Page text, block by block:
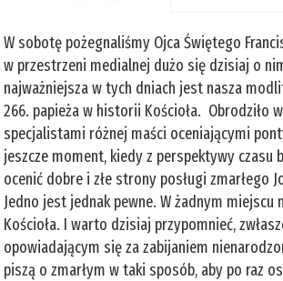
W sobotę pożegnaliśmy Ojca Świętego
w przestrzeni medialnej dużo się dzisiaj o
najważniejsza w tych dniach jest nasza
266. papieża w historii Kościoła. Obrodziło
specjalistami różnej maści oceniającymi
jeszcze moment, kiedy z perspektywy czasu
ocenić dobre i złe strony posługi zmarłego
Jedno jest jednak pewne. W żadnym miejscu
Kościoła. I warto dzisiaj przypomnieć,
opowiadającym się za zabijaniem
piszą o zmarłym w taki sposób, aby po raz